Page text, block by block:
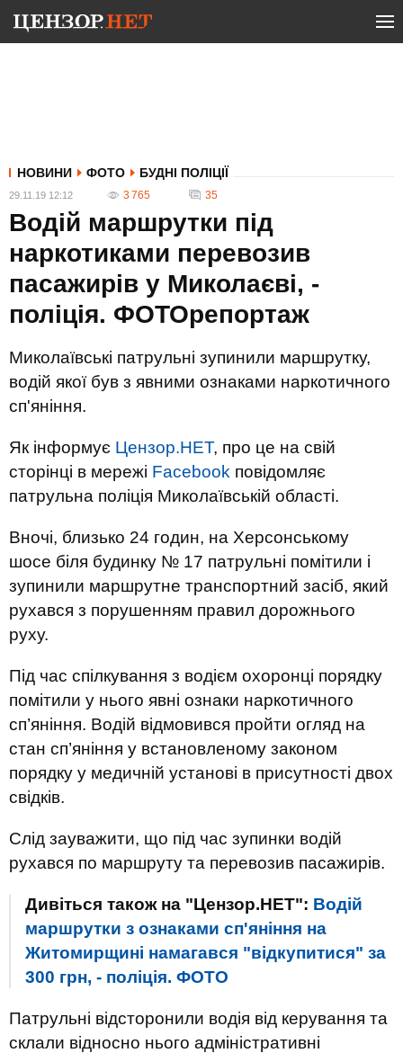
НОВИНИ ФОТО БУДНІ ПОЛІЦІЇ
29.11.19 12:12 3 765 35
Водій маршрутки під
наркотиками перевозив
пасажирів у Миколаєві, -
поліція. ФОТОрепортаж
Миколаївські патрульні зупинили маршрутку,
водій якої був з явними ознаками наркотичного
сп'яніння.
Як інформує Цензор.НЕТ, про це на свій
сторінці в мережі Facebook повідомляє
патрульна поліція Миколаївській області.
Вночі, близько 24 годин, на Херсонському
шосе біля будинку № 17 патрульні помітили і
зупинили маршрутне транспортний засіб, який
рухався з порушенням правил дорожнього
руху.
Під час спілкування з водієм охоронці порядку
помітили у нього явні ознаки наркотичного
сп’яніння. Водій відмовився пройти огляд на
стан сп’яніння у встановленому законом
порядку у медичній установі в присутності двох
свідків.
Слід зауважити, що під час зупинки водій
рухався по маршруту та перевозив пасажирів.
Дивіться також на "Цензор.НЕТ": Водій
маршрутки з ознаками сп'яніння на
Житомирщині намагався "відкупитися" за
300 грн, - поліція. ФОТО
Патрульні відсторонили водія від керування та
склали відносно нього адміністративні